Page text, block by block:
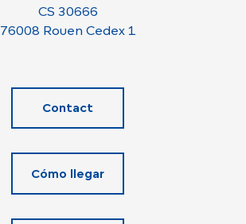
CS 30666
76008 Rouen Cedex 1
Contact
Cómo llegar